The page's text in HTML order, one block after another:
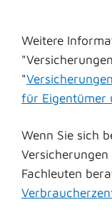
Weitere
"
für Eigentümer
Wenn Sie sich
Fachleuten